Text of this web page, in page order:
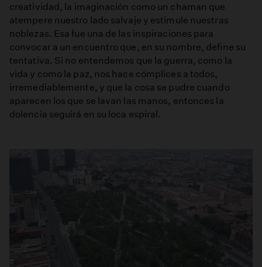
creatividad, la imaginación como un chaman que
atempere nuestro lado salvaje y estimule nuestras
noblezas. Esa fue una de las inspiraciones para
convocar a un encuentro que, en su nombre, define su
tentativa. Si no entendemos que la guerra, como la
vida y como la paz, nos hace cómplices a todos,
irremediablemente, y que la cosa se pudre cuando
aparecen los que se lavan las manos, entonces la
dolencia seguirá en su loca espiral.